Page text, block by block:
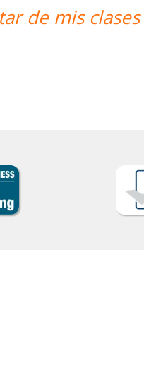
de mis clases